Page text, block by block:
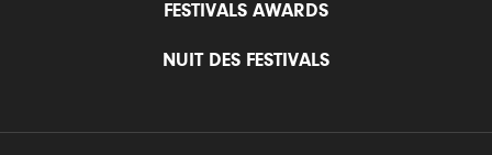
FESTIVALS AWARDS
NUIT DES FESTIVALS